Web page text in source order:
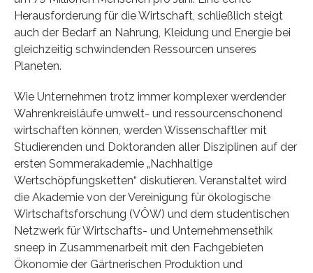
Herausforderung für die Wirtschaft, schließlich steigt
auch der Bedarf an Nahrung, Kleidung und Energie bei
gleichzeitig schwindenden Ressourcen unseres
Planeten.
Wie Unternehmen trotz immer komplexer werdender
Wahrenkreisläufe umwelt- und ressourcenschonend
wirtschaften können, werden Wissenschaftler mit
Studierenden und Doktoranden aller Disziplinen auf der
ersten Sommerakademie „Nachhaltige
Wertschöpfungsketten“ diskutieren. Veranstaltet wird
die Akademie von der Vereinigung für ökologische
Wirtschaftsforschung (VÖW) und dem studentischen
Netzwerk für Wirtschafts- und Unternehmensethik
sneep in Zusammenarbeit mit den Fachgebieten
Ökonomie der Gärtnerischen Produktion und